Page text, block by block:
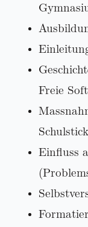
Freie
Einfluss